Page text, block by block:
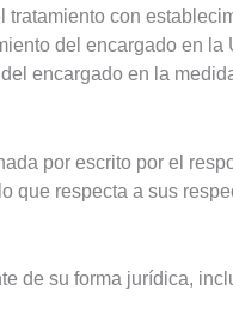
con
del encargado en
encargado en la
por escrito por el
que respecta a sus
de su forma jurídica,